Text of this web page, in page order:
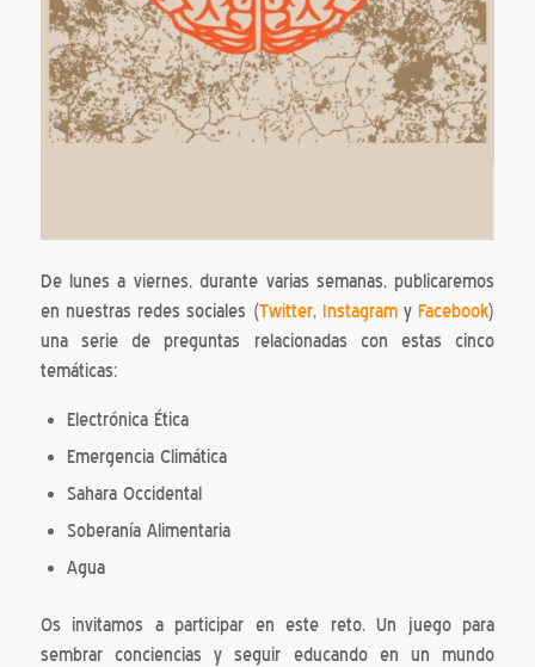
De lunes a viernes, durante varias semanas, publicaremos
en nuestras redes sociales (Twitter, InstagramyFacebook)
una serie de preguntas relacionadas con estas cinco
temáticas:
Electrónica Ética
Emergencia Climática
Sahara Occidental
Soberanía Alimentaria
Agua
Os invitamos a participar en este reto. Un juego para
sembrar conciencias y seguir educando en un mundo